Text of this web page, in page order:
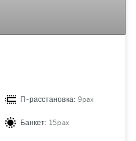
П-расстановка: 9pax
Банкет:15pax